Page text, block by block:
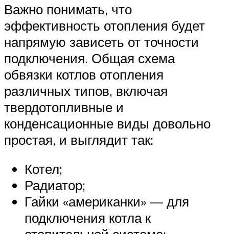
Важно понимать, что
эффективность отопления будет
напрямую зависеть от точности
подключения. Общая схема
обвязки котлов отопления
различных типов, включая
твердотопливные и
конденсационные виды довольно
простая, и выглядит так:
Котел;
Радиатор;
Гайки «американки» — для
подключения котла к